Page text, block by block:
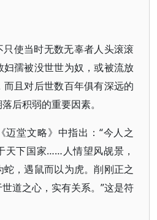
使当时无数无辜者人头滚滚
孺被没世世为奴，或被流放
且对后世数百年俱有深远的
后积弱的重要因素。
迈堂文略》中指出：“今人之
天下国家……人情望风觇景，
，遇鼠而以为虎。削刚正之
道之心，实有关系。”这是符